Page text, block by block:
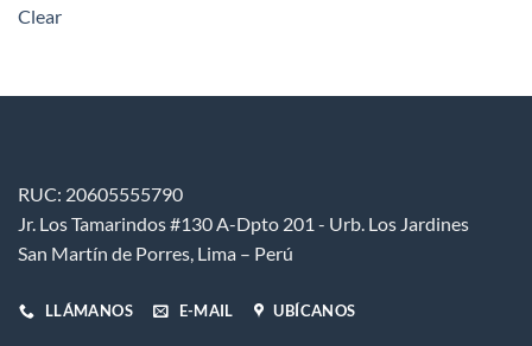
página
de
Clear
RUC: 20605555790
Jr. Los Tamarindos #130 A-Dpto 201 - Urb. Los Jardines
San Martín de Porres, Lima – Perú
LLÁMANOS E-MAIL UBÍCANOS